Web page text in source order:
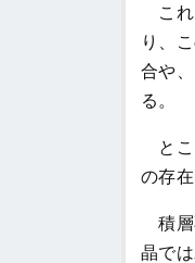
これ
り、
合や
る。
とこ
の存
積層
晶で